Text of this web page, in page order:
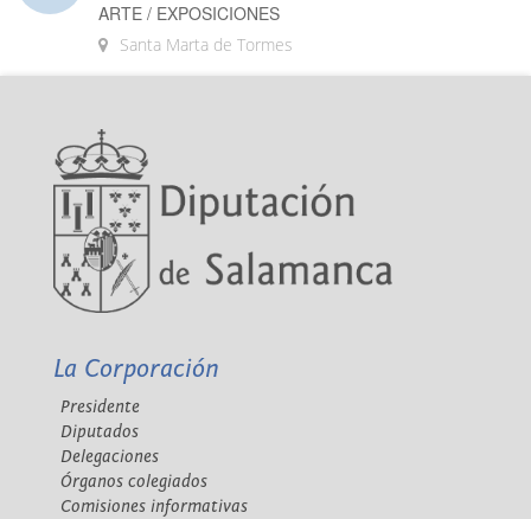
ARTE / EXPOSICIONES
Santa Marta de Tormes
La Corporación
Presidente
Diputados
Delegaciones
Órganos colegiados
Comisiones informativas